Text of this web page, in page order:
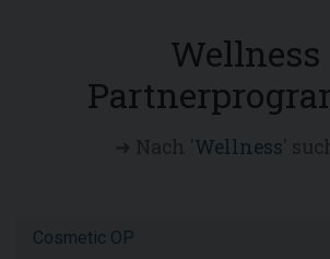
Wellness
Wellness
Cosmetic OP